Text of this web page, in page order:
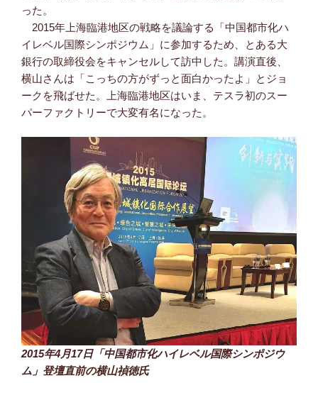
った。
2015年上海臨港地区の戦略を議論する「中国都市化ハ
イレベル国際シンポジウム」に参加するため、とある大
銀行の取締役会をキャンセルして訪中した。講演直後、
横山さんは「こっちの方がずっと面白かったよ」とジョ
ークを飛ばせた。上海臨港地区はいま、テスラ初のスー
パーファクトリーで大変有名になった。
2015年4月17日「中国都市化ハイレベル国際シンポジウ
ム」登壇直前の横山禎徳氏